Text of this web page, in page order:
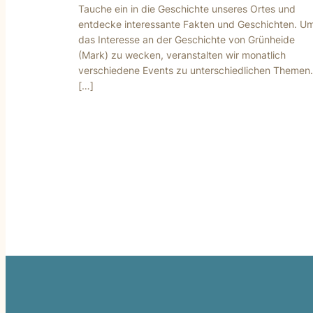
Tauche ein in die Geschichte unseres Ortes und
entdecke interessante Fakten und Geschichten.
das Interesse an der Geschichte von Grünheide
(Mark) zu wecken, veranstalten wir monatlich
verschiedene Events zu unterschiedlichen Themen.
[…]